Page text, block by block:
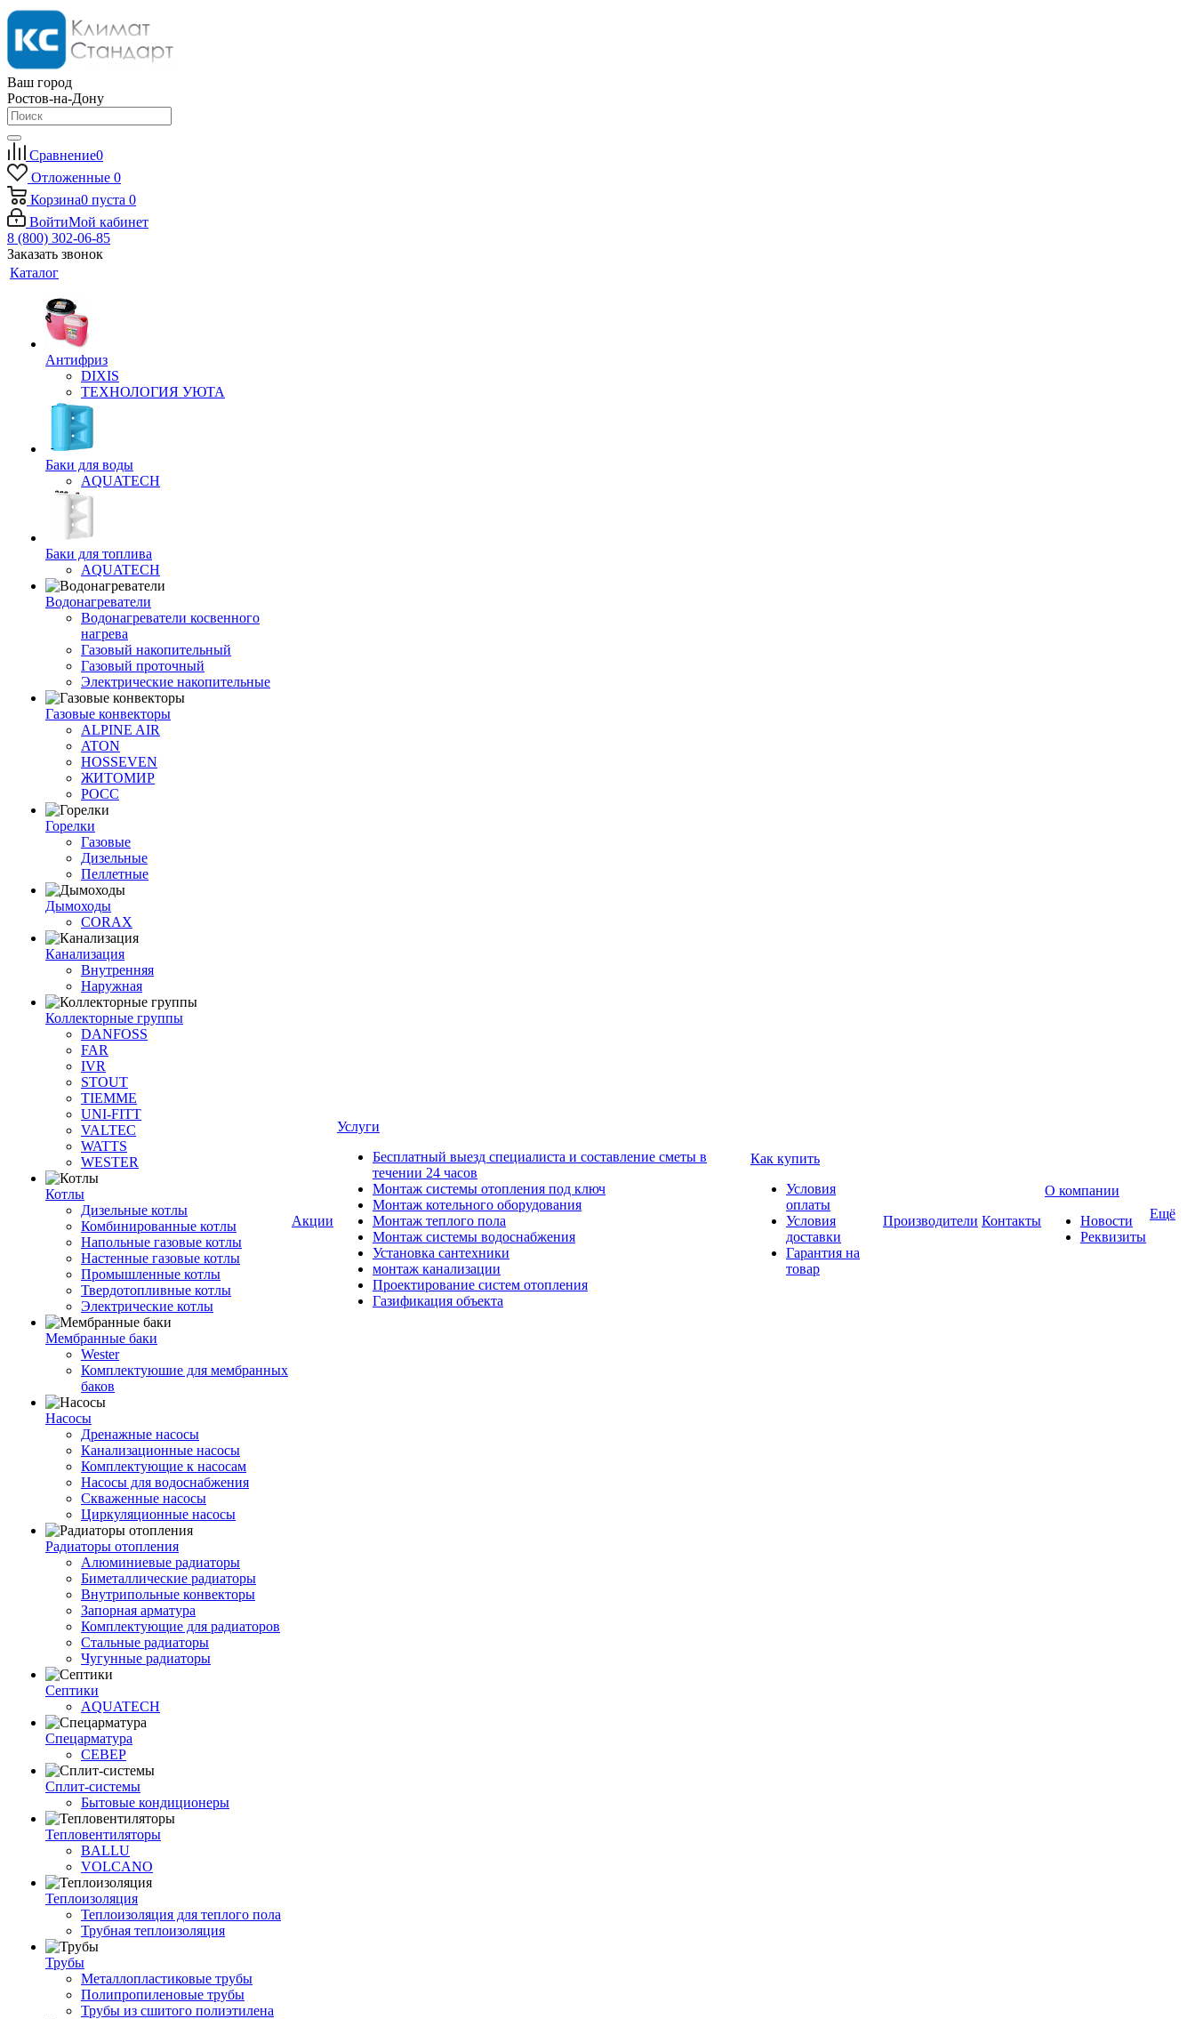
Ваш город
Ростов-на-Дону
Сравнение0
Отложенные 0
Корзина0 пуста 0
ВойтиМой кабинет
8 (800) 302-06-85
Заказать звонок
Каталог
Антифриз
DIXIS
ТЕХНОЛОГИЯ УЮТА
Баки для воды
AQUATECH
Баки для топлива
AQUATECH
Водонагреватели
Водонагреватели косвенного
нагрева
Газовый накопительный
Газовый проточный
Электрические накопительные
Газовые конвекторы
ALPINE AIR
ATON
HOSSEVEN
ЖИТОМИР
РОСС
Горелки
Газовые
Дизельные
Пеллетные
Дымоходы
CORAX
Канализация
Внутренняя
Наружная
Коллекторные группы
DANFOSS
FAR
IVR
STOUT
TIEMME
UNI-FITT
VALTEC
WATTS
WESTER
Котлы
Дизельные котлы
Комбинированные котлы
Напольные газовые котлы
Настенные газовые котлы
Промышленные котлы
Твердотопливные котлы
Электрические котлы
Мембранные баки
Wester
Комплектуюшие для мембранных
баков
Насосы
Дренажные насосы
Канализационные насосы
Комплектующие к насосам
Насосы для водоснабжения
Скваженные насосы
Циркуляционные насосы
Радиаторы отопления
Алюминиевые радиаторы
Биметаллические радиаторы
Внутрипольные конвекторы
Запорная арматура
Комплектующие для радиаторов
Стальные радиаторы
Чугунные радиаторы
Септики
AQUATECH
Спецарматура
СЕВЕР
Сплит-системы
Бытовые кондиционеры
Тепловентиляторы
BALLU
VOLCANO
Теплоизоляция
Теплоизоляция для теплого пола
Трубная теплоизоляция
Трубы
Металлопластиковые трубы
Полипропиленовые трубы
Трубы из сшитого полиэтилена
Акции
Услуги
Бесплатный выезд специалиста и составление сметы в
течении 24 часов
Монтаж системы отопления под ключ
Монтаж котельного оборудования
Монтаж теплого пола
Монтаж системы водоснабжения
Установка сантехники
монтаж канализации
Проектирование систем отопления
Газификация объекта
Как купить
Условия
оплаты
Условия
доставки
Гарантия на
товар
Производители Контакты
О компании
Новости
Реквизиты
Ещё